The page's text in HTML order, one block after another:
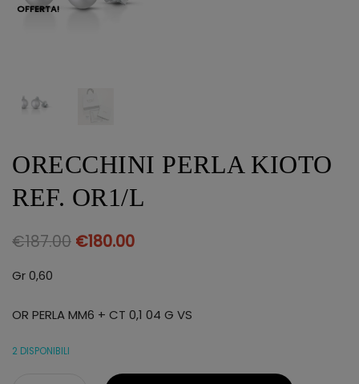
OFFERTA!
ORECCHINI PERLA KIOTO
REF. OR1/L
€187.00 €180.00
Gr 0,60
OR PERLA MM6 + CT 0,1 04 G VS
2 DISPONIBILI